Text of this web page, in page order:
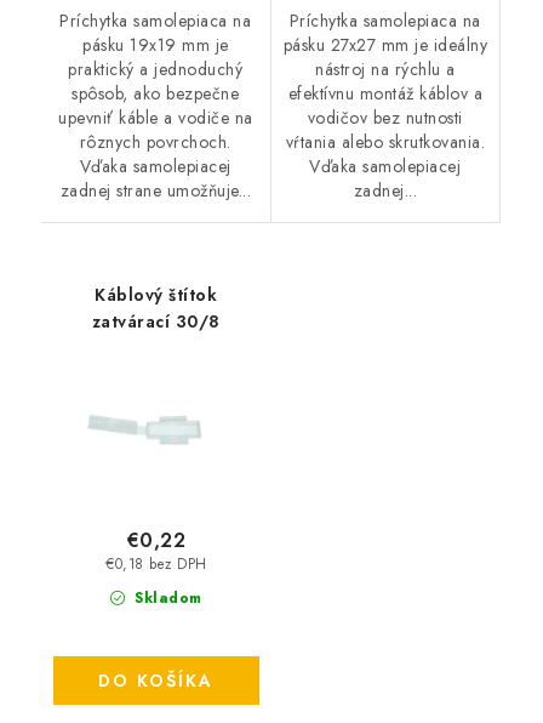
Príchytka samolepiaca na
pásku 19x19 mm je
praktický a jednoduchý
spôsob, ako bezpečne
upevniť káble a vodiče na
rôznych povrchoch.
Vďaka samolepiacej
zadnej strane umožňuje...
Príchytka samolepiaca na
pásku 27x27 mm je ideálny
nástroj na rýchlu a
efektívnu montáž káblov a
vodičov bez nutnosti
vŕtania alebo skrutkovania.
Vďaka samolepiacej
zadnej...
Káblový štítok
zatvárací 30/8
Skladom
€0,18 bez DPH
€0,22
DO KOŠÍKA